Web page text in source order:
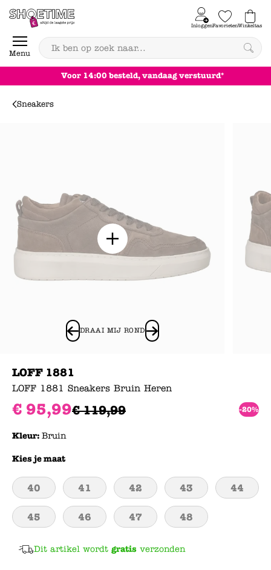
Skip to content
Menu
InloggenFavorietenWinkeltas
0
Achteraf betalen
Sneakers
DRAAI MIJ ROND
LOFF 1881
LOFF 1881 Sneakers Bruin Heren
€ 95,99€ 119,99 -20%
Kleur: Bruin
Kies je maat
40 41 42 43 44
45 46 47 48
Dit artikel wordt gratis verzonden